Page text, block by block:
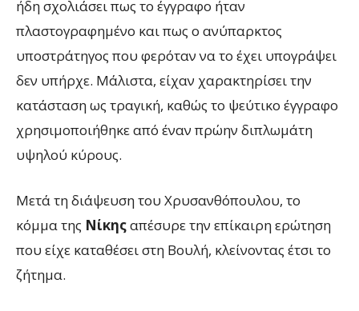
ήδη σχολιάσει πως το έγγραφο ήταν
πλαστογραφημένο και πως ο ανύπαρκτος
υποστράτηγος που φερόταν να το έχει υπογράψει
δεν υπήρχε. Μάλιστα, είχαν χαρακτηρίσει την
κατάσταση ως τραγική, καθώς το ψεύτικο έγγραφο
χρησιμοποιήθηκε από έναν πρώην διπλωμάτη
υψηλού κύρους.
Μετά τη διάψευση του Χρυσανθόπουλου, το
κόμμα της Νίκηςαπέσυρε την επίκαιρη ερώτηση
που είχε καταθέσει στη Βουλή, κλείνοντας έτσι το
ζήτημα.